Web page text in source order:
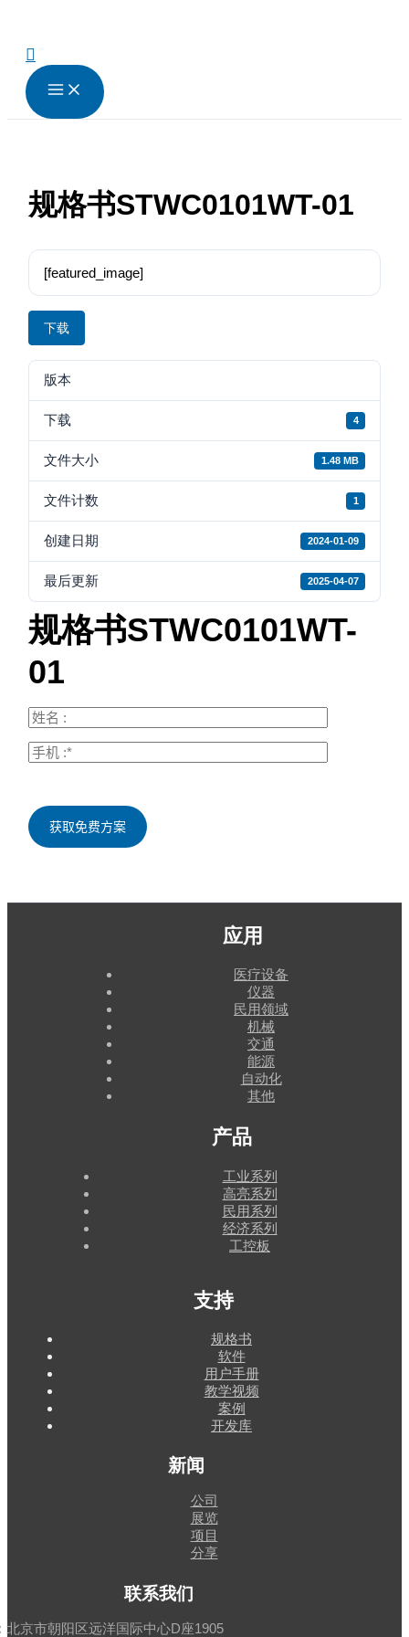
搜
索
规格书STWC0101WT-01
[featured_image]
下载
版本
下载 4
文件大小 1.48 MB
文件计数 1
创建日期 2024-01-09
最后更新 2025-04-07
规格书STWC0101WT-
01
应用
医疗设备
仪器
民用领域
机械
交通
能源
自动化
其他
产品
工业系列
高亮系列
民用系列
经济系列
工控板
支持
规格书
软件
用户手册
教学视频
案例
开发库
新闻
公司
展览
项目
分享
联系我们
北京市朝阳区远洋国际中心D座1905